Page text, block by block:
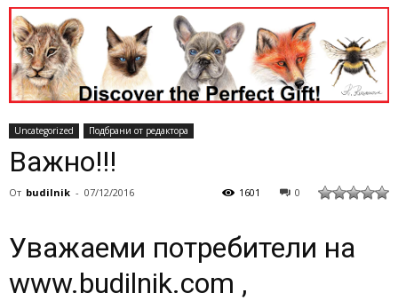
Uncategorized Подбрани от редактора
Важно!!!
От budilnik - 07/12/2016 0
1601
Уважаеми потребители на
www.budilnik.com ,